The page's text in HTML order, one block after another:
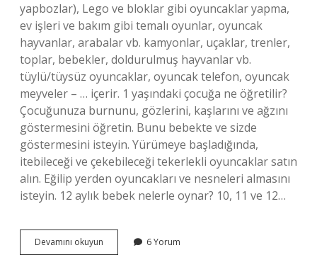
yapbozlar), Lego ve bloklar gibi oyuncaklar yapma,
ev işleri ve bakım gibi temalı oyunlar, oyuncak
hayvanlar, arabalar vb. kamyonlar, uçaklar, trenler,
toplar, bebekler, doldurulmuş hayvanlar vb.
tüylü/tüysüz oyuncaklar, oyuncak telefon, oyuncak
meyveler – … içerir. 1 yaşındaki çocuğa ne öğretilir?
Çocuğunuza burnunu, gözlerini, kaşlarını ve ağzını
göstermesini öğretin. Bunu bebekte ve sizde
göstermesini isteyin. Yürümeye başladığında,
itebileceği ve çekebileceği tekerlekli oyuncaklar satın
alın. Eğilip yerden oyuncakları ve nesneleri almasını
isteyin. 12 aylık bebek nelerle oynar? 10, 11 ve 12…
Devamını okuyun
Yaşındaki
6 Yorum